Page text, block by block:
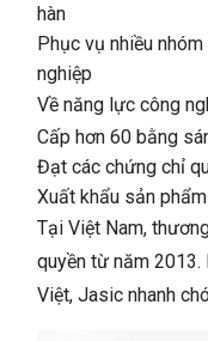
hàn
Phục vụ nhiều
nghiệp
Về năng lực công
Cấp hơn 60 bằng
Đạt các chứng chỉ
Xuất khẩu sản
Tại Việt Nam,
quyền từ năm
Việt, Jasic nhanh